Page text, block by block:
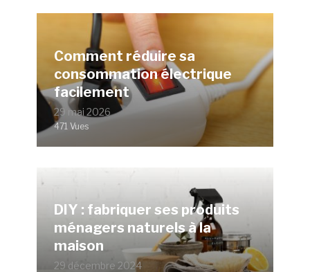
Comment réduire sa
consommation électrique
facilement
29 mai 2026
471 Vues
DIY : fabriquer ses produits
ménagers naturels à la
maison
29 décembre 2024